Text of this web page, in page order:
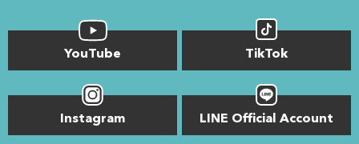
YouTube TikTok
Instagram LINE Official Account